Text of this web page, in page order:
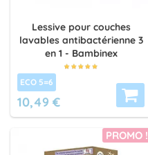
Lessive pour couches
lavables antibactérienne 3
en 1 - Bambinex
ECO 5=6
10,49 €
PROMO !